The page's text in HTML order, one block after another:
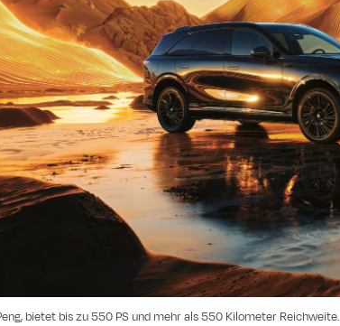
bietet bis zu 550 PS und mehr als 550 Kilometer Reichweite.